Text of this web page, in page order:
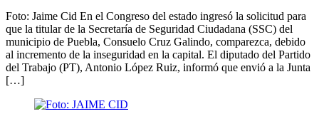
Foto: Jaime Cid En el Congreso del estado ingresó la solicitud para
que la titular de la Secretaría de Seguridad Ciudadana (SSC) del
municipio de Puebla, Consuelo Cruz Galindo, comparezca, debido
al incremento de la inseguridad en la capital. El diputado del Partido
del Trabajo (PT), Antonio López Ruiz, informó que envió a la Junta
[…]